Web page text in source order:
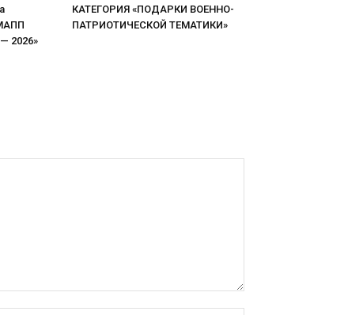
2026»
КАТЕГОРИЯ «ПОДАРКИ ВОЕННО-
ПАТРИОТИЧЕСКОЙ ТЕМАТИКИ»